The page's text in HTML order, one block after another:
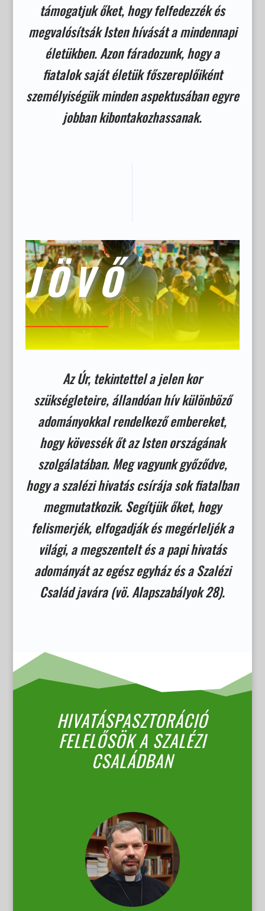
támogatjuk őket, hogy felfedezzék és
megvalósítsák Isten hívását a mindennapi
életükben. Azon fáradozunk, hogy a
fiatalok saját életük főszereplőiként
személyiségük minden aspektusában egyre
jobban kibontakozhassanak.
JÖVŐ
Az Úr, tekintettel a jelen kor
szükségleteire, állandóan hív különböző
adományokkal rendelkező embereket,
hogy kövessék őt az Isten országának
szolgálatában. Meg vagyunk győződve,
hogy a szalézi hivatás csírája sok fiatalban
megmutatkozik. Segítjük őket, hogy
felismerjék, elfogadják és megérleljék a
világi, a megszentelt és a papi hivatás
adományát az egész egyház és a Szalézi
Család javára (vö. Alapszabályok 28).
HIVATÁSPASZTORÁCIÓ
FELELŐSÖK A SZALÉZI
CSALÁDBAN